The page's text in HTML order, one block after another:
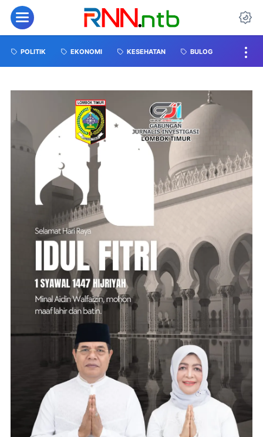
POLITIK EKONOMI KESEHATAN BULOG